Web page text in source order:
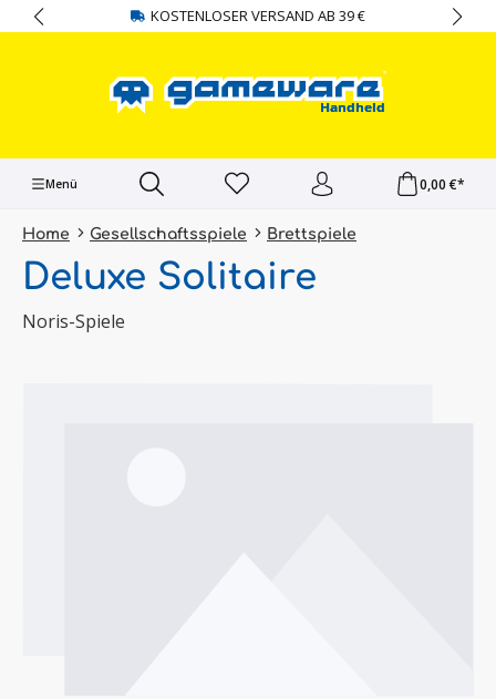
springen KOSTENLOSER VERSAND AB 39 €
Menü 0,00 €*
Home Gesellschaftsspiele Brettspiele
Deluxe Solitaire
Noris-Spiele